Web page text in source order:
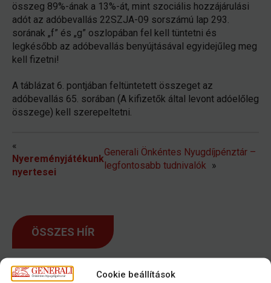
Cookie beállítások
összeg 89%-ának a 13%-át, mint szociális hozzájárulási
adót az adóbevallás 22SZJA-09 sorszámú lap 293.
sorának „f” és „g” oszlopában fel kell tüntetni és
legkésőbb az adóbevallás benyújtásával egyidejűleg meg
kell fizetni!
A táblázat 6. pontjában feltüntetett összeget az
adóbevallás 65. sorában (A kifizetők által levont adóelőleg
összege) kell szerepeltetni.
«
Nyereményjátékunk
nyertesei
Generali Önkéntes Nyugdíjpénztár –
legfontosabb tudnivalók »
ÖSSZES HÍR
További bejegyzések